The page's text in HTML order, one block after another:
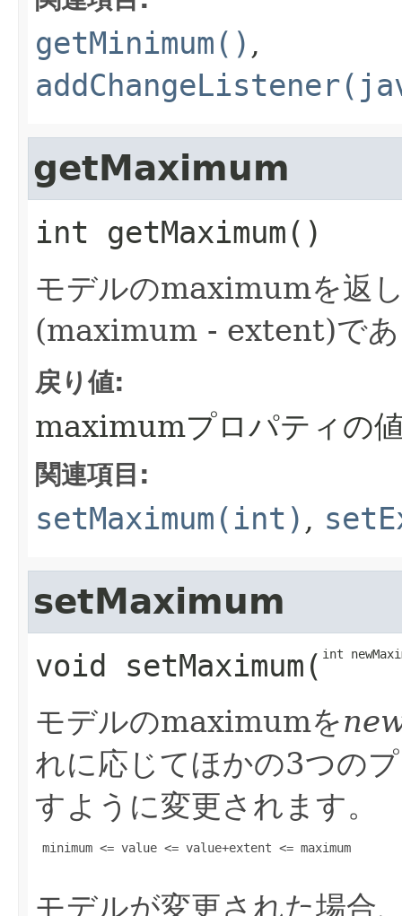
getMinimum() ,
getMaximum
int getMaximum()
モデルのmaximumを返
(maximum - extent)であ
戻り値:
maximumプロパティの
関連項目:
setMaximum(int) ,
setMaximum
void setMaximum​( int
モデルのmaximumを
れに応じてほかの3つの
すように変更されます。
minimum <= value <= value+extent <= maximum
モデルが変更された場合